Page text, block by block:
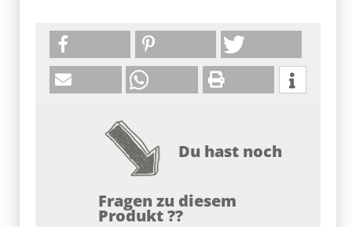
Du hast noch
Fragen zu diesem
Produkt ??